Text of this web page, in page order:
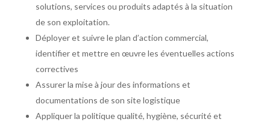
solutions, services ou produits adaptés à la situation
de son exploitation.
Déployer et suivre le plan d’action commercial,
identifier et mettre en œuvre les éventuelles actions
correctives
Assurer la mise à jour des informations et
documentations de son site logistique
Appliquer la politique qualité, hygiène, sécurité et